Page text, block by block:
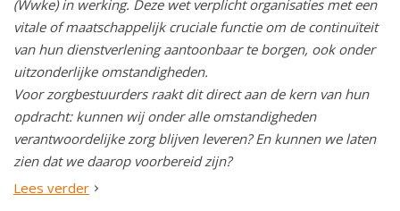
(Wwke) in werking. Deze wet verplicht organisaties met een
vitale of maatschappelijk cruciale functie om de continuïteit
van hun dienstverlening aantoonbaar te borgen, ook onder
uitzonderlijke omstandigheden.
Voor zorgbestuurders raakt dit direct aan de kern van hun
opdracht: kunnen wij onder alle omstandigheden
verantwoordelijke zorg blijven leveren? En kunnen we laten
zien dat we daarop voorbereid zijn?
Lees verder